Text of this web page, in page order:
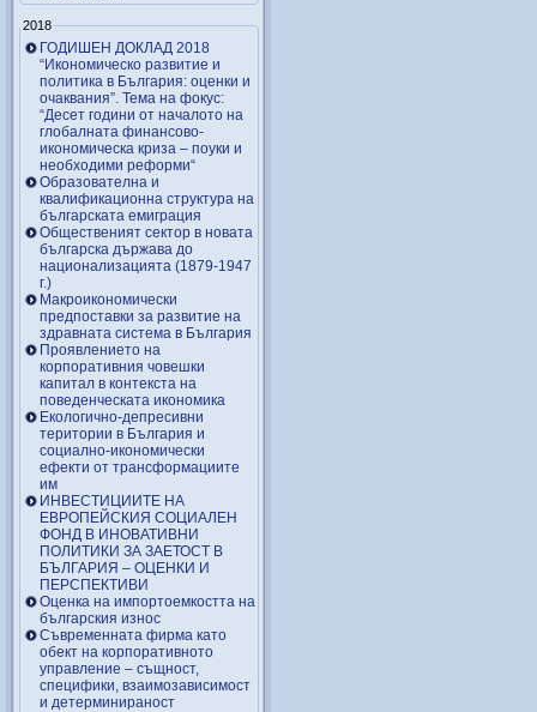
2018
ГОДИШЕН ДОКЛАД 2018
“Икономическо развитие и
политика в България: оценки и
очаквания”. Тема на фокус:
“Десет години от началото на
глобалната финансово-
икономическа криза – поуки и
необходими реформи“
Образователна и
квалификационна структура на
българската емиграция
Общественият сектор в новата
българска държава до
национализацията (1879-1947
г.)
Макроикономически
предпоставки за развитие на
здравната система в България
Проявлението на
корпоративния човешки
капитал в контекста на
поведенческата икономика
Екологично-депресивни
територии в България и
социално-икономически
ефекти от трансформациите
им
ИНВЕСТИЦИИТЕ НА
ЕВРОПЕЙСКИЯ СОЦИАЛЕН
ФОНД В ИНОВАТИВНИ
ПОЛИТИКИ ЗА ЗАЕТОСТ В
БЪЛГАРИЯ – OЦЕНКИ И
ПЕРСПЕКТИВИ
Оценка на импортоемкостта на
българския износ
Съвременната фирма като
обект на корпоративното
управление – същност,
специфики, взаимозависимост
и детерминираност